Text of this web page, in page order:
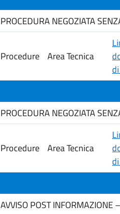
PROCEDURA NEGOZIATA
Procedure Area Tecnica
PROCEDURA NEGOZIATA
Procedure Area Tecnica
AVVISO POST